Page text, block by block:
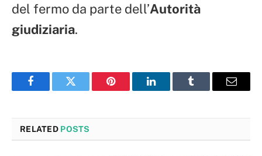
del fermo da parte dell’Autorità
giudiziaria.
FacebookTwitter Pinterest LinkedInTumblr Email
RELATED POSTS